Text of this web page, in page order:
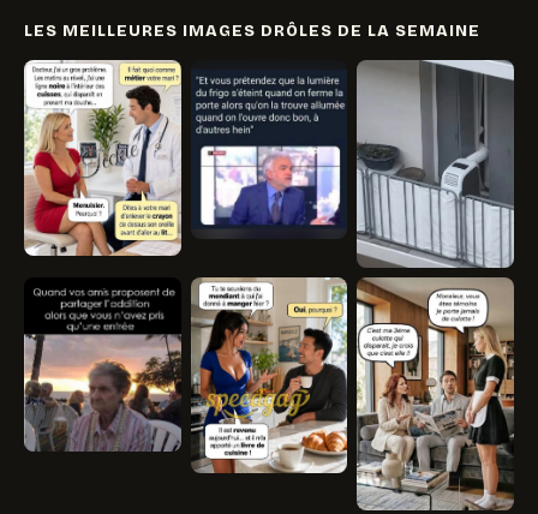
LES MEILLEURES IMAGES DRÔLES DE LA SEMAINE